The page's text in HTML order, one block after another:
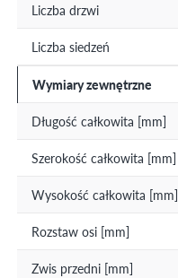
Liczba drzwi
Liczba siedzeń
Wymiary zewnętrzne
Długość całkowita [mm]
Szerokość całkowita [mm]
Wysokość całkowita [mm]
Rozstaw osi [mm]
Zwis przedni [mm]